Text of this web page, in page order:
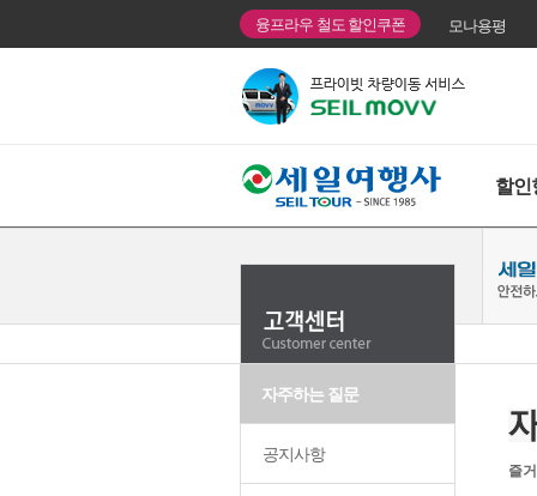
융프라우 철도 할인쿠폰 모나용평
할인
자주하는 질문
공지사항
즐